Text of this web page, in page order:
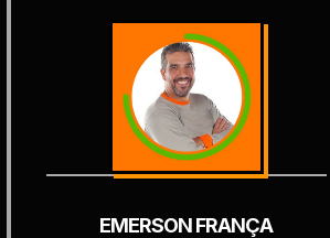
EMERSON FRANÇA